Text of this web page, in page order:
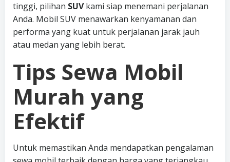
tinggi, pilihan SUVkami siap menemani perjalanan
Anda. Mobil SUV menawarkan kenyamanan dan
performa yang kuat untuk perjalanan jarak jauh
atau medan yang lebih berat.
Tips Sewa Mobil
Murah yang
Efektif
Untuk memastikan Anda mendapatkan pengalaman